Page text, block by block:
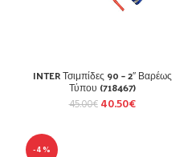
INTER Τσιμπίδες 90 – 2″ Βαρέως
Τύπου (718467)
45.00€ 40.50€
-4%